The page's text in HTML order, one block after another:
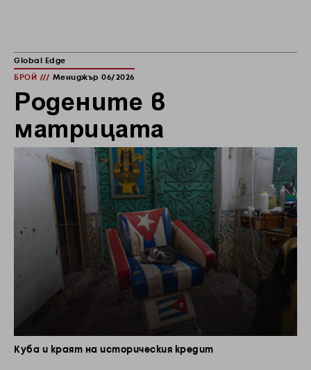
Global Edge
БРОЙ /// Мениджър 06/2026
Родените в
матрицата
Куба и краят на историческия кредит